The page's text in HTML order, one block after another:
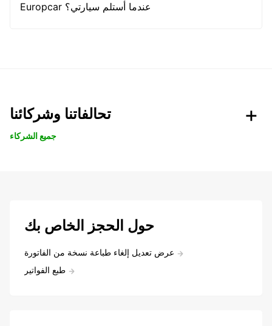
Europcar عندما أستلم سيارتي؟
تحالفاتنا وشركائنا
جميع الشركاء
حول الحجز الخاص بك
عرض تعديل إلغاء طباعة نسخة من الفاتورة
طبع الفواتير